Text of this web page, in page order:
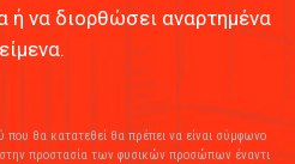
ή να διορθώσει αναρτημένα
που θα κατατεθεί θα πρέπει να είναι σύμφωνο
προστασία των φυσικών προσώπων έναντι